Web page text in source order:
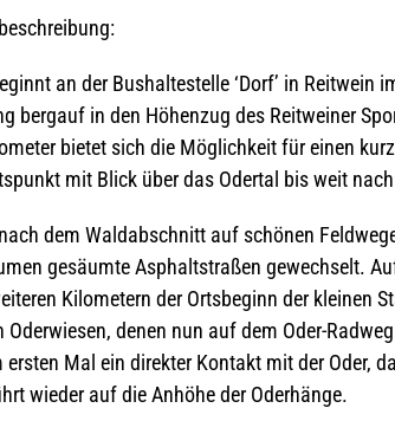
an der Bus­hal­te­stelle ‘Dorf’ in Reit­wein
berg­auf in den Höhen­zug des Reit­wei­ner
bie­tet sich die Mög­lich­keit für einen
mit Blick über das Oder­tal bis weit
dem Wald­ab­schnitt auf schö­nen
gesäumte Asphalt­stra­ßen gewech­selt.
Kilo­me­tern der Orts­be­ginn der klei­nen
Oder­wie­sen, denen nun auf dem Oder-
Mal ein direk­ter Kon­takt mit der Oder,
wie­der auf die Anhöhe der Oderhänge.